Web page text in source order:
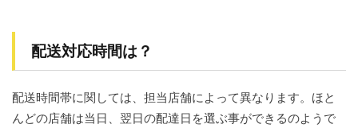
ペー
る？
9
配送対応時間は？
配送時間帯に関しては、担当店舗によって異なります。ほと
んどの店舗は当日、翌日の配達日を選ぶ事ができるのようで